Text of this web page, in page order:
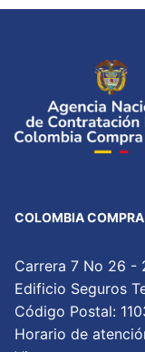
COLOMBIA
Carrera 7 No 26 -
Edificio Seguros
Código Postal:
Horario de